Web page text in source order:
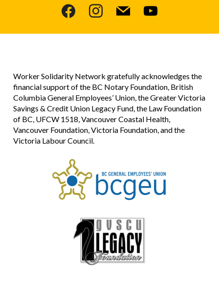
facebookinstagram
mail youtube
Worker Solidarity Network gratefully acknowledges the
financial support of the BC Notary Foundation, British
Columbia General Employees’ Union, the Greater Victoria
Savings & Credit Union Legacy Fund, the Law Foundation
of BC, UFCW 1518, Vancouver Coastal Health,
Vancouver Foundation, Victoria Foundation, and the
Victoria Labour Council.